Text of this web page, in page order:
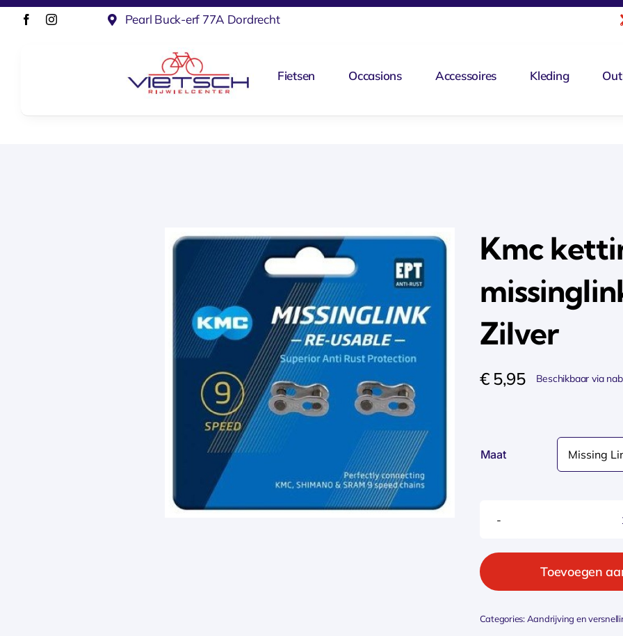
Ga
Pearl Buck-erf 77A Dordrecht
Fietsen Occasions Accessoires Kleding
Kmc
Zilver
€5,95 Beschikbaar via
Maat
Toevoegen
Categories:Aandrijving en